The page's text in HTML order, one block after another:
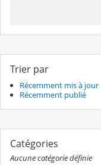
Trier par
Récemment mis à jour
Récemment publié
Catégories
Aucune catégorie définie